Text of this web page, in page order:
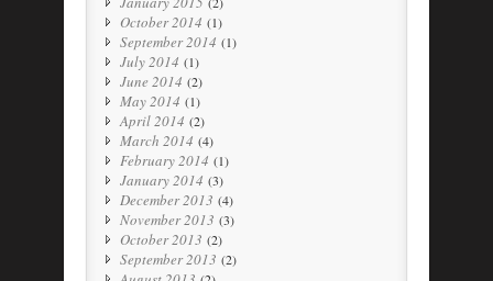
October 2014 (1)
September 2014 (1)
July 2014 (1)
June 2014 (2)
May 2014 (1)
April 2014 (2)
March 2014 (4)
February 2014 (1)
January 2014 (3)
December 2013 (4)
November 2013 (3)
October 2013 (2)
September 2013 (2)